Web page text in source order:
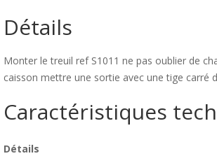
Détails
Monter le treuil ref S1011 ne pas oublier de
caisson mettre une sortie avec une tige carré
Caractéristiques
Détails